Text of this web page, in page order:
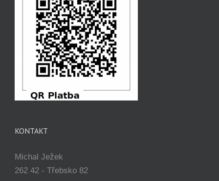
KONTAKT
Michal Ježek
262 42 - Třebsko 82